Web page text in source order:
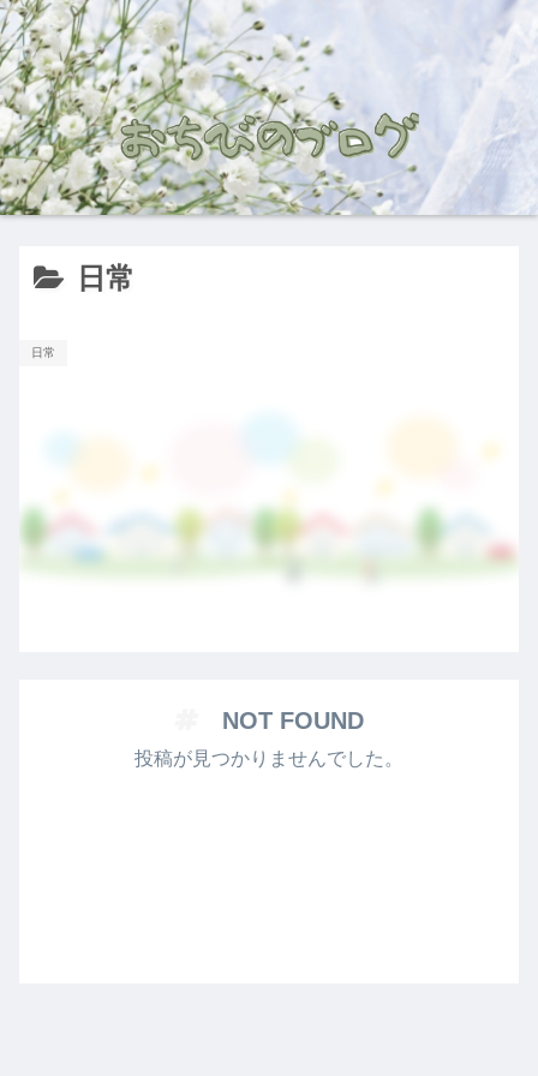
日常
日常
NOT FOUND
投稿が見つかりませんでした。